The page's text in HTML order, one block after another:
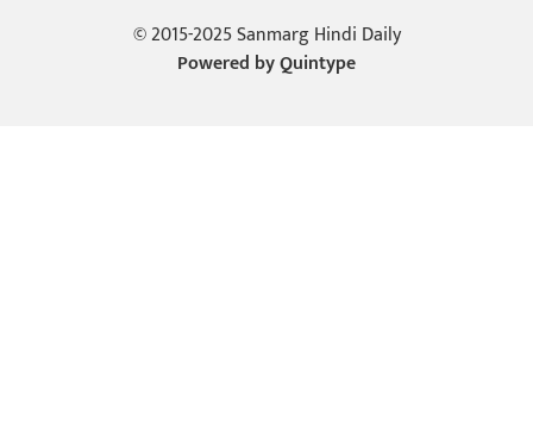
© 2015-2025 Sanmarg Hindi Daily
Powered byQuintype